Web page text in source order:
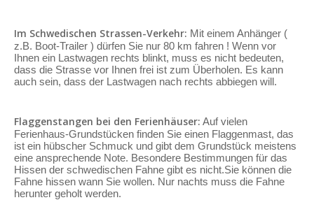
Im Schwedischen Strassen-Verkehr: Mit einem Anhänger (
z.B. Boot-Trailer ) dürfen Sie nur 80 km fahren ! Wenn vor
Ihnen ein Lastwagen rechts blinkt, muss es nicht bedeuten,
dass die Strasse vor Ihnen frei ist zum Überholen. Es kann
auch sein, dass der Lastwagen nach rechts abbiegen will.
Flaggenstangen bei den Ferienhäuser: Auf vielen
Ferienhaus-Grundstücken finden Sie einen Flaggenmast, das
ist ein hübscher Schmuck und gibt dem Grundstück meistens
eine ansprechende Note. Besondere Bestimmungen für das
Hissen der schwedischen Fahne gibt es nicht.Sie können die
Fahne hissen wann Sie wollen. Nur nachts muss die Fahne
herunter geholt werden.